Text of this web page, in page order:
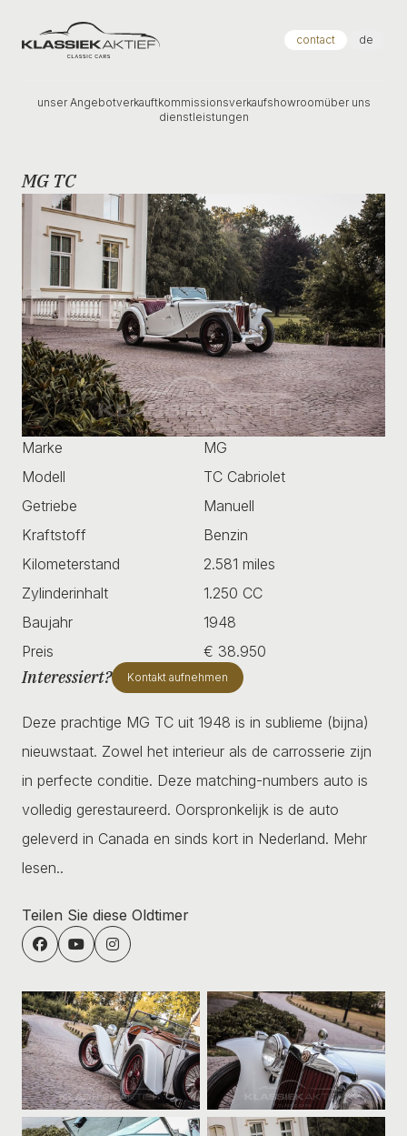
Klassiek Aktief contact de
unser Angebotverkauftkommissionsverkaufshowroomüber uns
dienstleistungen
MG TC
Marke
MG
Modell
TC Cabriolet
Getriebe
Manuell
Kraftstoff
Benzin
Kilometerstand
2.581 miles
Zylinderinhalt
1.250 CC
Baujahr
1948
Preis
€ 38.950
Interessiert? Kontakt aufnehmen
Deze prachtige MG TC uit 1948 is in sublieme (bijna)
nieuwstaat. Zowel het interieur als de carrosserie zijn
in perfecte conditie. Deze matching-numbers auto is
volledig gerestaureerd. Oorspronkelijk is de auto
geleverd in Canada en sinds kort in Nederland. Mehr
lesen..
Teilen Sie diese Oldtimer